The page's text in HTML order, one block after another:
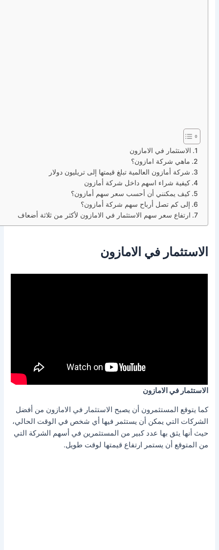
الاستثمار في الامازون
ماهي شركة امازون؟
شركة أمازون العالمية تبلغ قيمتها إلى تريليون دولار
كيفية شراء اسهم داخل شركة أمازون
كيف يمكنني أن أحسب سعر سهم أمازون؟
إلى كم تصل أرباح سهم شركة أمازون؟
ارتفاع سعر سهم الاستثمار في الامازون لأكثر من ثلاثة أضعاف
الاستثمار في الامازون
الاستثمار في الامازون
كما يتوقع المستثمرون أن يصبح الاستثمار في الامازون من أفضل
الشركات التي يمكن أن يستثمر فيها أي شخص في الوقت الحالي،
حيث أنها يثق بها عدد كبير من المستثمرين في أسهم الشركة التي
من المتوقع أن يستمر ارتفاع قيمتها لوقت طويل.